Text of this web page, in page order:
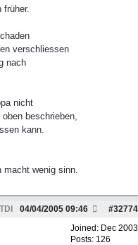
früher.
verschliessen
nach
nicht
beschrieben,
kann.
macht wenig sinn.
#32774
04/04/2005 09:46
Joined: Dec 2003
Posts: 126